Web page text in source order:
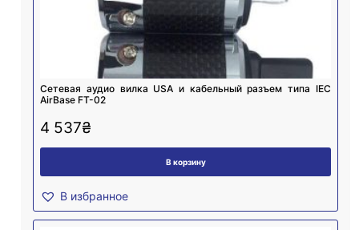
Cетевая аудио вилка USA и кабельный разъем типа IEC
AirBase FT-02
4 537₴
В корзину
В избранное